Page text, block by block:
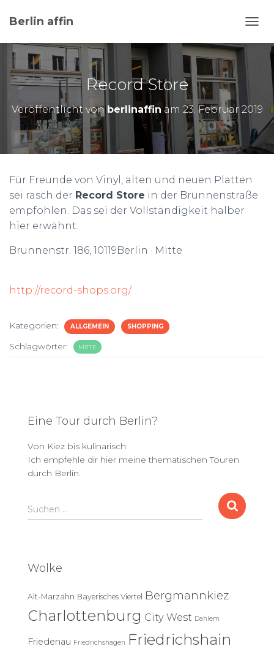
Berlin affin
A
I
N
U
H
Record Store
Veröffentlicht vonberlinaffin am 23. Februar 2019
Für Freunde von Vinyl, alten und neuen Platten
sei rasch der Record Store in der Brunnenstraße
empfohlen. Das sei der Vollständigkeit halber
hier erwähnt.
Brunnenstr. 186, 10119Berlin · Mitte
http://record-shops.org/
Kategorien: ALLGEMEIN SHOPPING
Schlagwörter: MITTE
Eine Tour durch Berlin?
Von Kiez bis kulinarisch:
Ich empfehle dir hier meine thematischen Touren
durch Berlin.
S
u
n
a
c
:
Suchen …
Wolke
Alt-Marzahn Bayerisches Viertel Bergmannkiez
Charlottenburg City West Dahlem
Friedenau Friedrichshagen Friedrichshain